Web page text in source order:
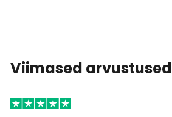
Viimased arvustused